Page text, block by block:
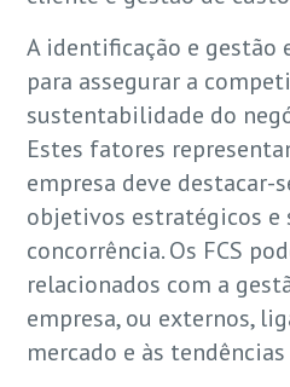
A identificação e gestão
para assegurar a
sustentabilidade do
Estes fatores
empresa deve destacar-
objetivos estratégicos e
concorrência. Os FCS
relacionados com a
empresa, ou externos,
mercado e às